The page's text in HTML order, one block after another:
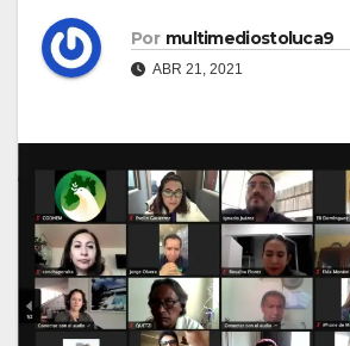
Por multimediostoluca9
ABR 21, 2021